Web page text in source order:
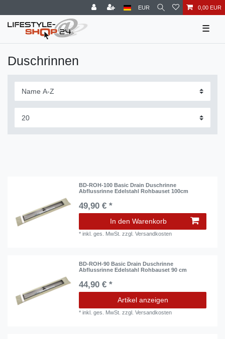
EUR 0,00 EUR
☰
Duschrinnen
BD-ROH-100 Basic Drain Duschrinne
Abflussrinne Edelstahl Rohbauset 100cm
49,90 € *
In den Warenkorb
*inkl. ges. MwSt. zzgl.Versandkosten
BD-ROH-90 Basic Drain Duschrinne
Abflussrinne Edelstahl Rohbauset 90 cm
44,90 € *
Artikel anzeigen
*inkl. ges. MwSt. zzgl.Versandkosten